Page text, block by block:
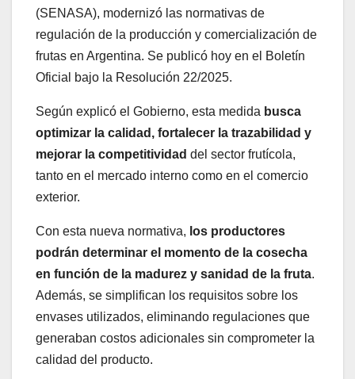
(SENASA), modernizó las normativas de
regulación de la producción y comercialización de
frutas en Argentina. Se publicó hoy en el Boletín
Oficial bajo la Resolución 22/2025.
Según explicó el Gobierno, esta medida busca
optimizar la calidad, fortalecer la trazabilidad y
mejorar la competitividad del sector frutícola,
tanto en el mercado interno como en el comercio
exterior.
Con esta nueva normativa, los productores
podrán determinar el momento de la cosecha
en función de la madurez y sanidad de la fruta.
Además, se simplifican los requisitos sobre los
envases utilizados, eliminando regulaciones que
generaban costos adicionales sin comprometer la
calidad del producto.